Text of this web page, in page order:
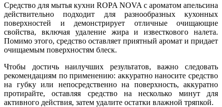
Средство для мытья кухни ROPA NOVA с ароматом апельсина
действительно подходит для разнообразных кухонных
поверхностей и демонстрирует отличные очищающие
свойства, включая удаление жира и известкового налета.
Помимо этого, средство оставляет приятный аромат и придает
очищаемым поверхностям блеск.
Чтобы достичь наилучших результатов, важно следовать
рекомендациям по применению: аккуратно наносите средство
на губку или непосредственно на поверхность, аккуратно
протирайте, оставляя средство на несколько минут для
активного действия, затем удалите остатки влажной тряпкой.